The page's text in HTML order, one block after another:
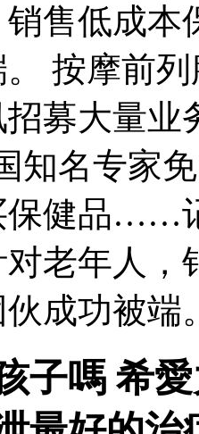
售低成本
按摩前
募大量业
知名专家
保健品……
对老年人
成功被端
子嗎 希